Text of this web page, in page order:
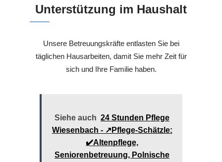
Unterstützung im Haushalt
Unsere Betreuungskräfte entlasten Sie bei
täglichen Hausarbeiten, damit Sie mehr Zeit für
sich und Ihre Familie haben.
Siehe auch 24 Stunden Pflege
Wiesenbach - ↗️Pflege-Schätzle:
✔️Altenpflege,
Seniorenbetreuung, Polnische